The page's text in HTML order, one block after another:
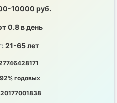
10000 руб.
0.8 в день
21-65 лет
годовых